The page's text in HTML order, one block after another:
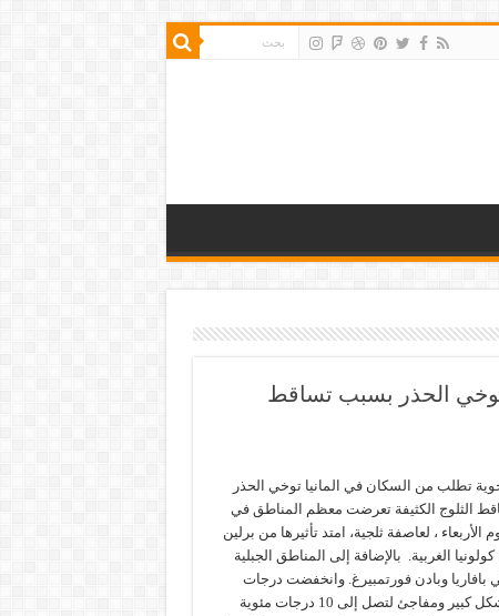
توخي الحذر بسبب تساقط
تطلب من السكان في المانيا توخي الحذر
الثلوج الكثيفة تعرضت معظم المناطق في
الأربعاء ، لعاصفة ثلجية، امتد تأثيرها من برلين
الغربية. بالإضافة إلى المناطق الجبلية
بافاريا وبادن فورتمبيرغ. وانخفضت درجات
الحرارة بشكل كبير ومفاجئ لتصل إلى 10 درجات مئوية